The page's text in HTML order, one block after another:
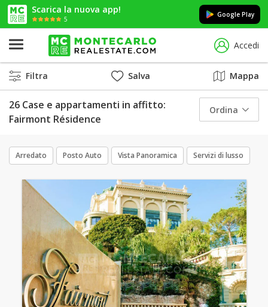
Scarica la nuova app!
5
Google Play
Accedi
Filtra Salva Mappa
26 Case e appartamenti in affitto:
Fairmont Résidence
Ordina
Arredato Posto Auto Vista Panoramica Servizi di lusso